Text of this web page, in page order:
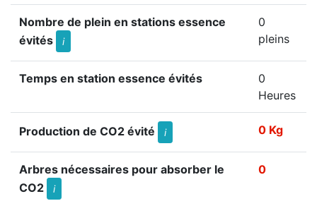
Nombre de plein en stations essence
évités
i
0
pleins
Temps en station essence évités
0
Heures
Production de CO2 évité i 0 Kg
Arbres nécessaires pour absorber le
CO2
i
0